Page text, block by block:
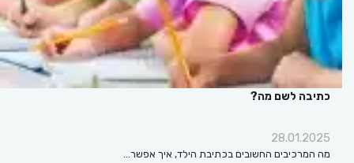
כתיבה לשם מה?
28.01.2025
מה המרכיבים החשובים בכתיבת הילד, איך אפשר…